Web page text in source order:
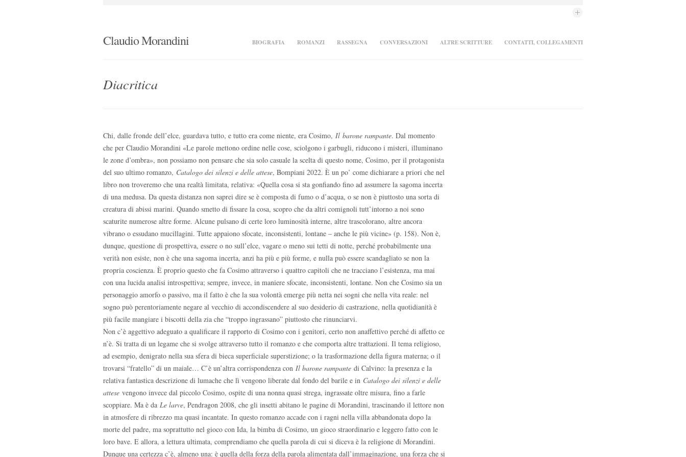
Claudio Morandini BIOGRAFIA ROMANZI RASSEGNA CONVERSAZIONI ALTRE SCRITTURE CONTATTI, COLLEGAMENTI
Diacritica
Chi, dalle fronde dell’elce, guardava tutto, e tutto era come niente, era Cosimo, Il barone rampante. Dal momento
che per Claudio Morandini «Le parole mettono ordine nelle cose, sciolgono i garbugli, riducono i misteri, illuminano
le zone d’ombra», non possiamo non pensare che sia solo casuale la scelta di questo nome, Cosimo, per il protagonista
del suo ultimo romanzo, Catalogo dei silenzi e delle attese, Bompiani 2022. È un po’ come dichiarare a priori che nel
libro non troveremo che una realtà limitata, relativa: «Quella cosa si sta gonfiando fino ad assumere la sagoma incerta
di una medusa. Da questa distanza non saprei dire se è composta di fumo o d’acqua, o se non è piuttosto una sorta di
creatura di abissi marini. Quando smetto di fissare la cosa, scopro che da altri comignoli tutt’intorno a noi sono
scaturite numerose altre forme. Alcune pulsano di certe loro luminosità interne, altre trascolorano, altre ancora
vibrano o essudano mucillagini. Tutte appaiono sfocate, inconsistenti, lontane – anche le più vicine» (p. 158). Non è,
dunque, questione di prospettiva, essere o no sull’elce, vagare o meno sui tetti di notte, perché probabilmente una
verità non esiste, non è che una sagoma incerta, anzi ha più e più forme, e nulla può essere scandagliato se non la
propria coscienza. È proprio questo che fa Cosimo attraverso i quattro capitoli che ne tracciano l’esistenza, ma mai
con una lucida analisi introspettiva; sempre, invece, in maniere sfocate, inconsistenti, lontane. Non che Cosimo sia un
personaggio amorfo o passivo, ma il fatto è che la sua volontà emerge più netta nei sogni che nella vita reale: nel
sogno può perentoriamente negare al vecchio di accondiscendere al suo desiderio di castrazione, nella quotidianità è
più facile mangiare i biscotti della zia che “troppo ingrassano” piuttosto che rinunciarvi.
Non c’è aggettivo adeguato a qualificare il rapporto di Cosimo con i genitori, certo non anaffettivo perché di affetto ce
n’è. Si tratta di un legame che si svolge attraverso tutto il romanzo e che comporta altre trattazioni. Il tema religioso,
ad esempio, denigrato nella sua sfera di bieca superficiale superstizione; o la trasformazione della figura materna; o il
trovarsi “fratello” di un maiale… C’è un’altra corrispondenza con Il barone rampante di Calvino: la presenza e la
relativa fantastica descrizione di lumache che lì vengono liberate dal fondo del barile e in Catalogo dei silenzi e delle
attese vengono invece dal piccolo Cosimo, ospite di una nonna quasi strega, ingrassate oltre misura, fino a farle
scoppiare. Ma è da Le larve, Pendragon 2008, che gli insetti abitano le pagine di Morandini, trascinando il lettore non
in atmosfere di ribrezzo ma quasi incantate. In questo romanzo accade con i ragni nella villa abbandonata dopo la
morte del padre, ma soprattutto nel gioco con Ida, la bimba di Cosimo, un gioco straordinario e leggero fatto con le
loro bave. E allora, a lettura ultimata, comprendiamo che quella parola di cui si diceva è la religione di Morandini.
Dunque una certezza c’è, almeno una: è quella della forza della parola alimentata dall’immaginazione, una forza che si